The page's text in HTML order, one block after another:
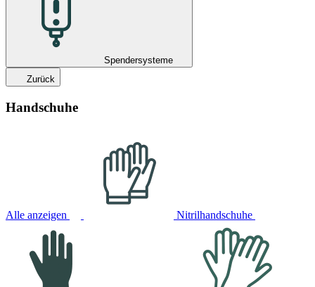
Spendersysteme
Zurück
Handschuhe
Alle anzeigen Nitrilhandschuhe